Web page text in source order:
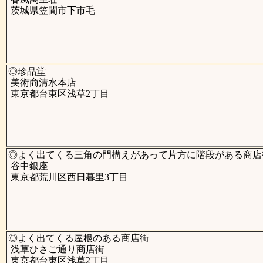
茨城県笠間市下市毛
◎珍品堂
美術商清水本店
東京都台東区浅草2丁目
◎よく出てくる三角の門構えがあって片方に階段がある商
谷中銀座
東京都荒川区西日暮里3丁目
◎よく出てくる屋根のある商店街
浅草ひさご通り商店街
東京都台東区浅草2丁目